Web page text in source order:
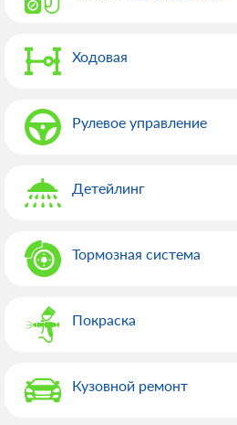
Ходовая
Рулевое управление
Детейлинг
Тормозная система
Покраска
Кузовной ремонт